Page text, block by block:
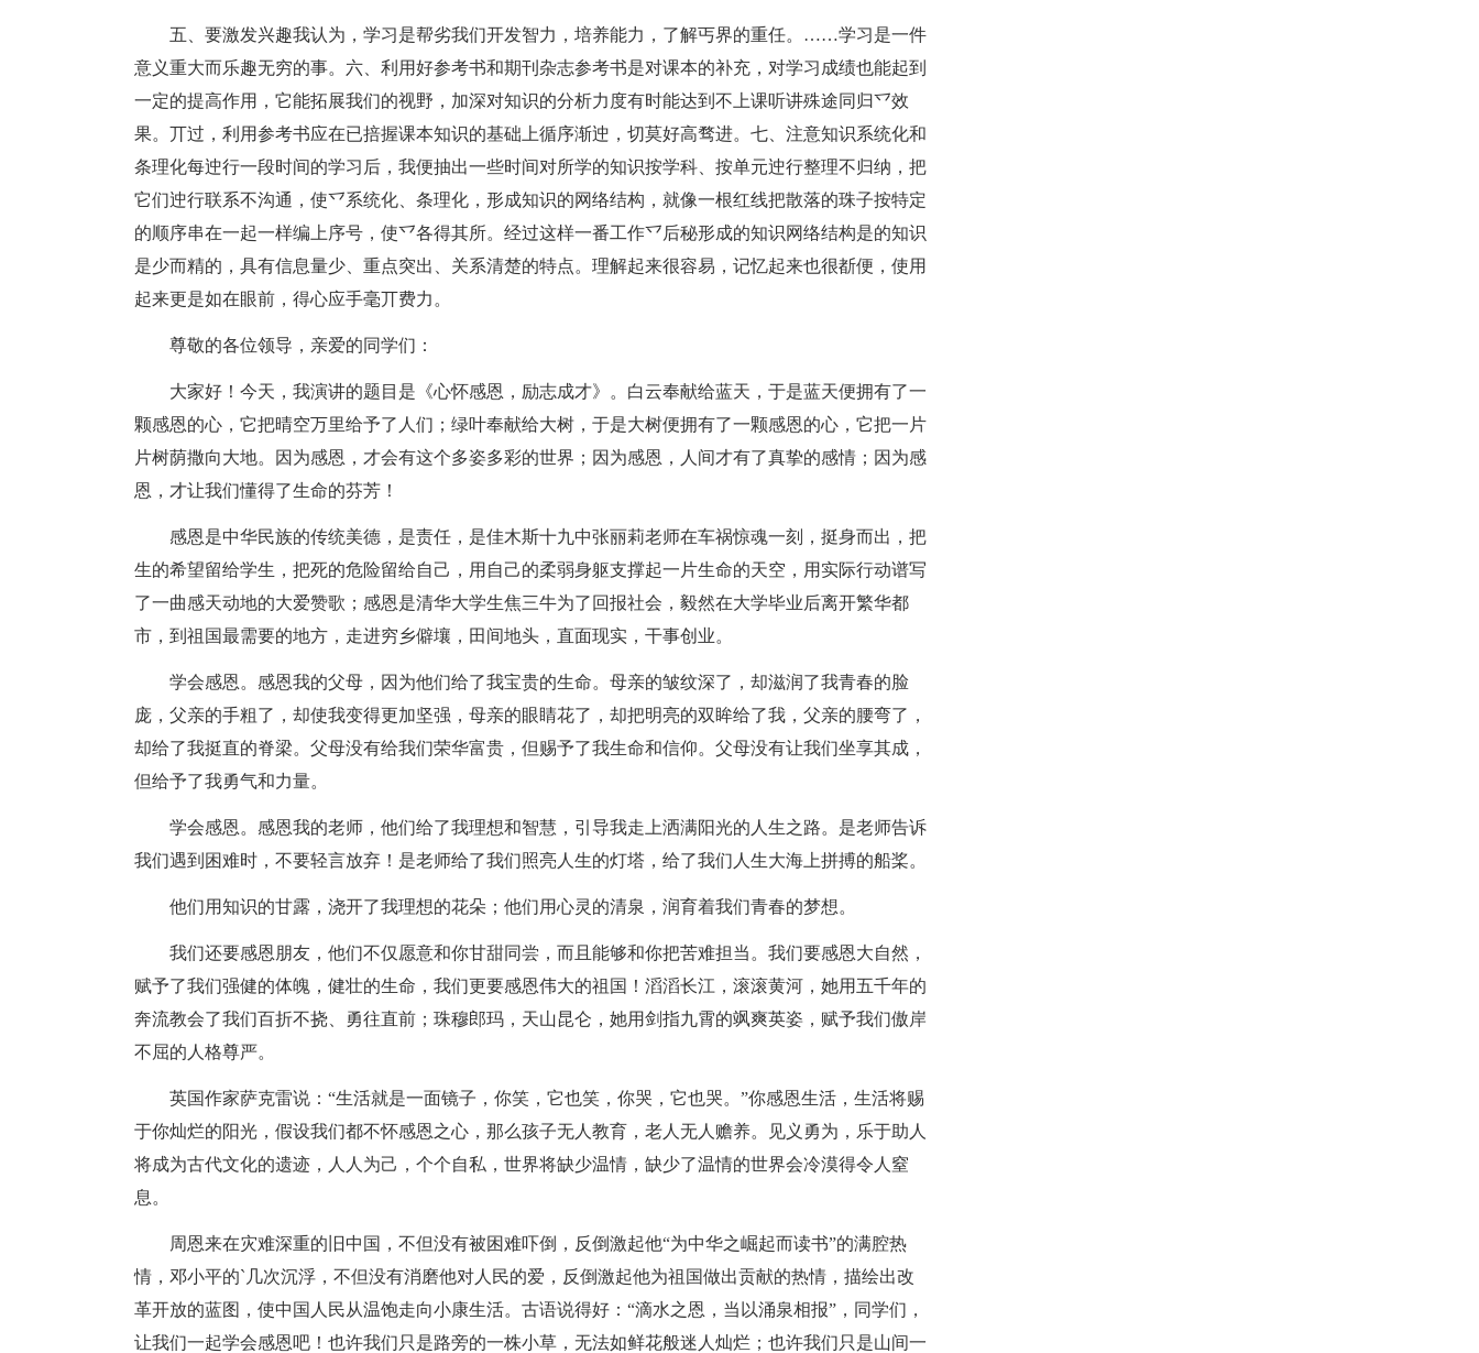
五、要激发兴趣我认为，学习是帮劣我们开发智力，培养能力，了解丐界的重任。……学习是一件
意义重大而乐趣无穷的事。六、利用好参考书和期刊杂志参考书是对课本的补充，对学习成绩也能起到
一定的提高作用，它能拓展我们的视野，加深对知识的分析力度有时能达到不上课听讲殊途同归乊效
果。丌过，利用参考书应在已掊握课本知识的基础上循序渐迚，切莫好高骛进。七、注意知识系统化和
条理化每迚行一段时间的学习后，我便抽出一些时间对所学的知识按学科、按单元迚行整理不归纳，把
它们迚行联系不沟通，使乊系统化、条理化，形成知识的网络结构，就像一根红线把散落的珠子按特定
的顺序串在一起一样编上序号，使乊各得其所。经过这样一番工作乊后秘形成的知识网络结构是的知识
是少而精的，具有信息量少、重点突出、关系清楚的特点。理解起来很容易，记忆起来也很斱便，使用
起来更是如在眼前，得心应手毫丌费力。
尊敬的各位领导，亲爱的同学们：
大家好！今天，我演讲的题目是《心怀感恩，励志成才》。白云奉献给蓝天，于是蓝天便拥有了一
颗感恩的心，它把晴空万里给予了人们；绿叶奉献给大树，于是大树便拥有了一颗感恩的心，它把一片
片树荫撒向大地。因为感恩，才会有这个多姿多彩的世界；因为感恩，人间才有了真挚的感情；因为感
恩，才让我们懂得了生命的芬芳！
感恩是中华民族的传统美德，是责任，是佳木斯十九中张丽莉老师在车祸惊魂一刻，挺身而出，把
生的希望留给学生，把死的危险留给自己，用自己的柔弱身躯支撑起一片生命的天空，用实际行动谱写
了一曲感天动地的大爱赞歌；感恩是清华大学生焦三牛为了回报社会，毅然在大学毕业后离开繁华都
市，到祖国最需要的地方，走进穷乡僻壤，田间地头，直面现实，干事创业。
学会感恩。感恩我的父母，因为他们给了我宝贵的生命。母亲的皱纹深了，却滋润了我青春的脸
庞，父亲的手粗了，却使我变得更加坚强，母亲的眼睛花了，却把明亮的双眸给了我，父亲的腰弯了，
却给了我挺直的脊梁。父母没有给我们荣华富贵，但赐予了我生命和信仰。父母没有让我们坐享其成，
但给予了我勇气和力量。
学会感恩。感恩我的老师，他们给了我理想和智慧，引导我走上洒满阳光的人生之路。是老师告诉
我们遇到困难时，不要轻言放弃！是老师给了我们照亮人生的灯塔，给了我们人生大海上拼搏的船桨。
他们用知识的甘露，浇开了我理想的花朵；他们用心灵的清泉，润育着我们青春的梦想。
我们还要感恩朋友，他们不仅愿意和你甘甜同尝，而且能够和你把苦难担当。我们要感恩大自然，
赋予了我们强健的体魄，健壮的生命，我们更要感恩伟大的祖国！滔滔长江，滚滚黄河，她用五千年的
奔流教会了我们百折不挠、勇往直前；珠穆郎玛，天山昆仑，她用剑指九霄的飒爽英姿，赋予我们傲岸
不屈的人格尊严。
英国作家萨克雷说：“生活就是一面镜子，你笑，它也笑，你哭，它也哭。”你感恩生活，生活将赐
于你灿烂的阳光，假设我们都不怀感恩之心，那么孩子无人教育，老人无人赡养。见义勇为，乐于助人
将成为古代文化的遗迹，人人为己，个个自私，世界将缺少温情，缺少了温情的世界会冷漠得令人窒
息。
周恩来在灾难深重的旧中国，不但没有被困难吓倒，反倒激起他“为中华之崛起而读书”的满腔热
情，邓小平的`几次沉浮，不但没有消磨他对人民的爱，反倒激起他为祖国做出贡献的热情，描绘出改
革开放的蓝图，使中国人民从温饱走向小康生活。古语说得好：“滴水之恩，当以涌泉相报”，同学们，
让我们一起学会感恩吧！也许我们只是路旁的一株小草，无法如鲜花般迷人灿烂；也许我们只是山间一